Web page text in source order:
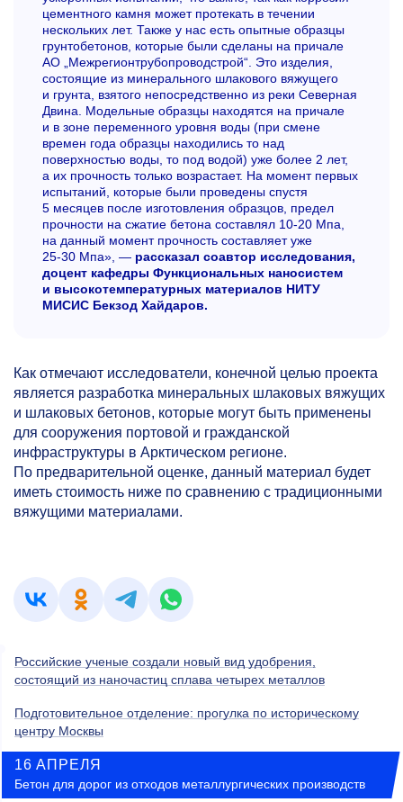
цементного камня может протекать в течении
нескольких лет. Также у нас есть опытные образцы
грунтобетонов, которые были сделаны на причале
АО „Межрегионтрубопроводстрой“. Это изделия,
состоящие из минерального шлакового вяжущего
и грунта, взятого непосредственно из реки Северная
Двина. Модельные образцы находятся на причале
и в зоне переменного уровня воды (при смене
времен года образцы находились то над
поверхностью воды, то под водой) уже более 2 лет,
а их прочность только возрастает. На момент первых
испытаний, которые были проведены спустя
5 месяцев после изготовления образцов, предел
прочности на сжатие бетона составлял 10-20 Мпа,
на данный момент прочность составляет уже
25-30 Мпа», — рассказал соавтор исследования,
доцент кафедры Функциональных наносистем
и высокотемпературных материалов НИТУ
МИСИС Бекзод Хайдаров.
Как отмечают исследователи, конечной целью проекта
является разработка минеральных шлаковых вяжущих
и шлаковых бетонов, которые могут быть применены
для сооружения портовой и гражданской
инфраструктуры в Арктическом регионе.
По предварительной оценке, данный материал будет
иметь стоимость ниже по сравнению с традиционными
вяжущими материалами.
Российские ученые создали новый вид удобрения,
состоящий из наночастиц сплава четырех металлов
Подготовительное отделение: прогулка по историческому
центру Москвы
16 АПРЕЛЯ
Бетон для дорог из отходов металлургических производств